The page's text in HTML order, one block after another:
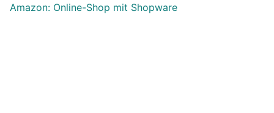
Amazon: Online-Shop mit Shopware